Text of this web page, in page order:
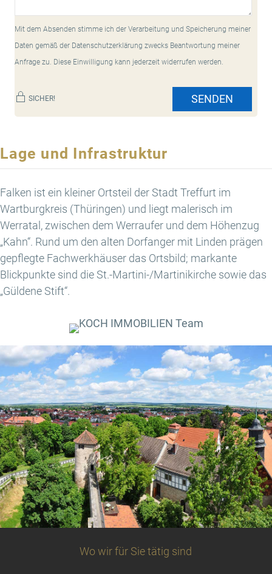
Mit dem Absenden stimme ich der Verarbeitung und Speicherung meiner
Daten gemäß der Datenschutzerklärung zwecks Beantwortung meiner
Anfrage zu. Diese Einwilligung kann jederzeit widerrufen werden.
SICHER! SENDEN
Lage und Infrastruktur
Falken ist ein kleiner Ortsteil der Stadt Treffurt im
Wartburgkreis (Thüringen) und liegt malerisch im
Werratal, zwischen dem Werraufer und dem Höhenzug
„Kahn“. Rund um den alten Dorfanger mit Linden prägen
gepflegte Fachwerkhäuser das Ortsbild; markante
Blickpunkte sind die St.-Martini-/Martinikirche sowie das
„Güldene Stift“.
Wo wir für Sie tätig sind